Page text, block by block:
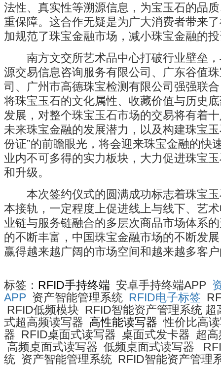
法性、真实性等溯源信息，为宝玉石的品
重保障。这合作无疑是为广大消费者带来
加规范了珠宝金融市场，减小珠宝金融的
南方文交所艺术品中心打破行业壁垒，
源交易信息咨询服务有限公司、广东谷值
司、广州市高德珠宝检测有限公司强强联
将珠宝玉石的文化属性、收藏价值与历史
发展，对整个珠宝玉石市场的交易将有着
未来珠宝金融的发展潜力，以及构建珠宝
份证”的前瞻眼光，将会迎来珠宝金融的快
业内不可多得的实力板块，大力促进珠宝
和升级。
本次签约仪式的圆满成功标志着珠宝玉
本接轨，一定程度上促进线上与线下、艺
业链与服务链融合的多层次商品市场体系
的不断丰富，中国珠宝金融市场的不断发
赢得越来越广阔的市场空间和越来越多客
标签： RFID手持终端 安卓手持终端APP
APP 资产智能管理系统 RFID电子标签
RFID低频模块 RFID智能资产管理系统
式超高频读写器 高性能读写器 性价比高
器 RFID桌面式读写器 桌面式发卡器 超高
高频桌面式读写器 低频桌面式读写器
统 资产智能管理系统 RFID智能资产管理